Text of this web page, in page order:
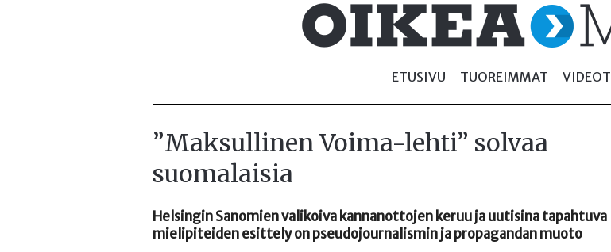
ETUSIVU TUOREIMMAT VIDEOT
”Maksullinen Voima-lehti” solvaa
suomalaisia
Helsingin Sanomien valikoiva kannanottojen keruu ja uutisina tapahtuva
mielipiteiden esittely on pseudojournalismin ja propagandan muoto